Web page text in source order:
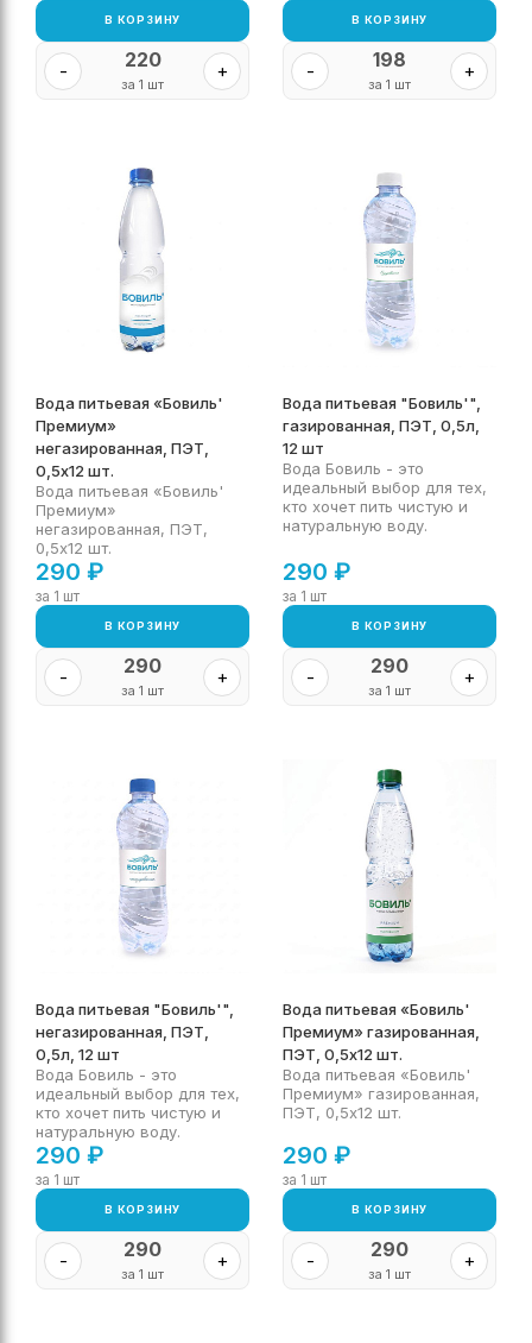
В КОРЗИНУ
- 220
за 1 шт
+
В КОРЗИНУ
- 198
за 1 шт
+
Вода питьевая «Бовиль'
Премиум»
негазированная, ПЭТ,
0,5х12 шт.
Вода питьевая «Бовиль'
Премиум»
негазированная, ПЭТ,
0,5х12 шт.
290 ₽
за 1 шт
В КОРЗИНУ
- 290
за 1 шт
+
Вода питьевая "Бовиль'",
газированная, ПЭТ, 0,5л,
12 шт
Вода Бовиль - это
идеальный выбор для тех,
кто хочет пить чистую и
натуральную воду.
290 ₽
за 1 шт
В КОРЗИНУ
- 290
за 1 шт
+
Вода питьевая "Бовиль'",
негазированная, ПЭТ,
0,5л, 12 шт
Вода Бовиль - это
идеальный выбор для тех,
кто хочет пить чистую и
натуральную воду.
290 ₽
за 1 шт
В КОРЗИНУ
- 290
за 1 шт
+
Вода питьевая «Бовиль'
Премиум» газированная,
ПЭТ, 0,5х12 шт.
Вода питьевая «Бовиль'
Премиум» газированная,
ПЭТ, 0,5х12 шт.
290 ₽
за 1 шт
В КОРЗИНУ
- 290
за 1 шт
+
Перезвонить мне